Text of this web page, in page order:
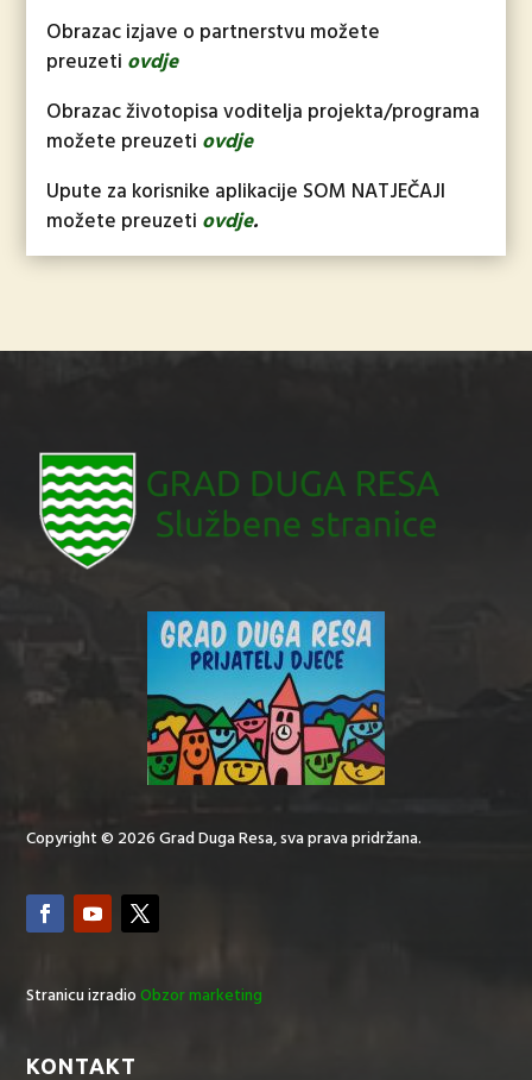
Obrazac izjave o partnerstvu možete
preuzeti ovdje
Obrazac životopisa voditelja projekta/programa
možete preuzeti ovdje
Upute za korisnike aplikacije SOM NATJEČAJI
možete preuzeti ovdje.
Copyright © 2026 Grad Duga Resa, sva prava pridržana.
Stranicu izradioObzor marketing
KONTAKT